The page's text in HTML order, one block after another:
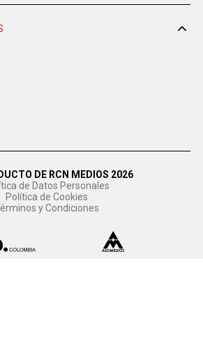
DE RCN MEDIOS 2026
de Datos Personales
Política de Cookies
y Condiciones